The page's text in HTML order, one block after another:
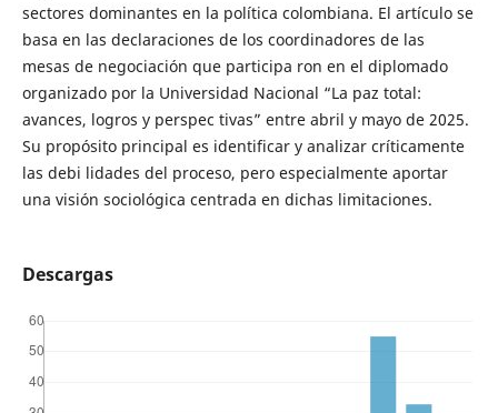
sectores dominantes en la política colombiana. El artículo se
basa en las declaraciones de los coordinadores de las
mesas de negociación que participa ron en el diplomado
organizado por la Universidad Nacional “La paz total:
avances, logros y perspec tivas” entre abril y mayo de 2025.
Su propósito principal es identificar y analizar críticamente
las debi lidades del proceso, pero especialmente aportar
una visión sociológica centrada en dichas limitaciones.
Descargas